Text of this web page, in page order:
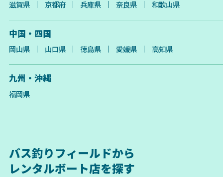
滋賀県 京都府 兵庫県 奈良県 和歌山県
中国・四国
岡山県 山口県 徳島県 愛媛県 高知県
九州・沖縄
福岡県
バス釣りフィールドから
レンタルボート店を探す